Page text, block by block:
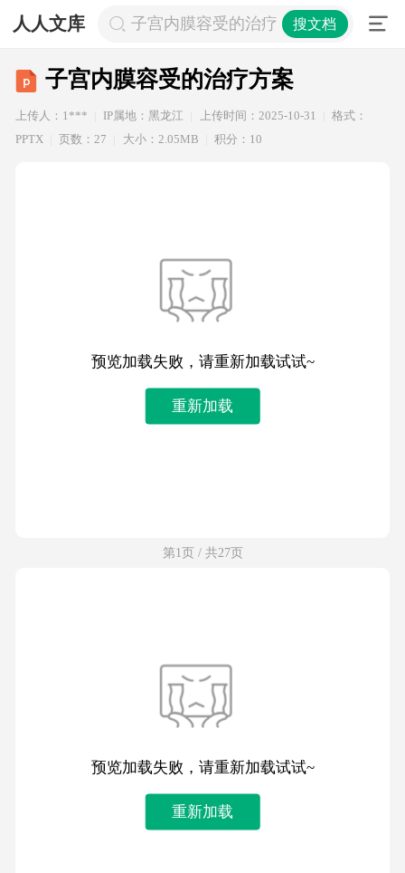
人人文库 子宫内膜容受的治疗方案搜文档
子宫内膜容受的治疗方案
上传人：1*** IP属地：黑龙江 上传时间：2025-10-31
格式：
PPTX
页数：27 大小：2.05MB 积分：10
预览加载失败，请重新加载试试~
重新加载
第1页 / 共27页
预览加载失败，请重新加载试试~
重新加载